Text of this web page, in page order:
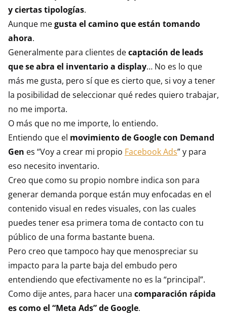
y ciertas tipologías.
Aunque megusta el camino que están tomando
ahora.
Generalmente para clientes decaptación de leads
que se abra el inventario a display… No es lo que
más me gusta, pero sí que es cierto que, si voy a tener
la posibilidad de seleccionar qué redes quiero trabajar,
no me importa.
O más que no me importe, lo entiendo.
Entiendo que el movimiento de Google con Demand
Gen es “Voy a crear mi propio Facebook Ads” y para
eso necesito inventario.
Creo que como su propio nombre indica son para
generar demanda porque están muy enfocadas en el
contenido visual en redes visuales, con las cuales
puedes tener esa primera toma de contacto con tu
público de una forma bastante buena.
Pero creo que tampoco hay que menospreciar su
impacto para la parte baja del embudo pero
entendiendo que efectivamente no es la “principal”.
Como dije antes, para hacer una comparación rápida
es como el “Meta Ads” de Google.